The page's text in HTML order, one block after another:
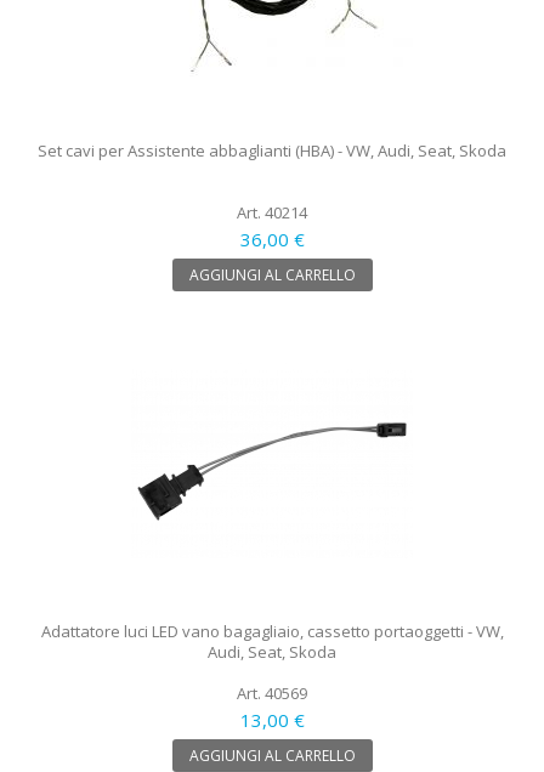
Set cavi per Assistente abbaglianti (HBA) - VW, Audi, Seat, Skoda
Art. 40214
36,00 €
AGGIUNGI AL CARRELLO
Adattatore luci LED vano bagagliaio, cassetto portaoggetti - VW,
Audi, Seat, Skoda
Art. 40569
13,00 €
AGGIUNGI AL CARRELLO